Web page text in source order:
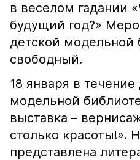
в веселом гадании
будущий год?»
детской модельной
свободный.
18 января в
модельной
выставка –
столько красоты!».
представлена